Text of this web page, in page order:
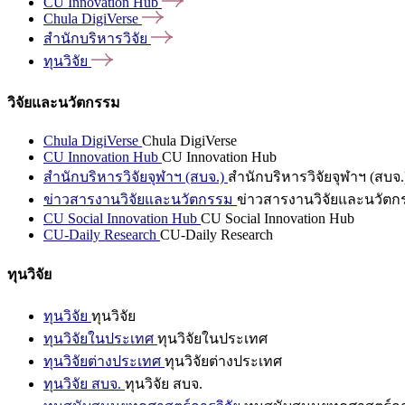
Chula DigiVerse
สำนักบริหารวิจัย
ทุนวิจัย
วิจัยและนวัตกรรม
Chula DigiVerse Chula DigiVerse
CU Innovation Hub CU Innovation Hub
สำนักบริหารวิจัยจุฬาฯ (สบจ.) สำนักบริหารวิจัยจุฬาฯ (สบจ
ข่าวสารงานวิจัยและนวัตกรรม ข่าวสารงานวิจัยและนวัตก
CU Social Innovation Hub CU Social Innovation Hub
CU-Daily Research CU-Daily Research
ทุนวิจัย
ทุนวิจัย ทุนวิจัย
ทุนวิจัยในประเทศ ทุนวิจัยในประเทศ
ทุนวิจัยต่างประเทศ ทุนวิจัยต่างประเทศ
ทุนวิจัย สบจ. ทุนวิจัย สบจ.